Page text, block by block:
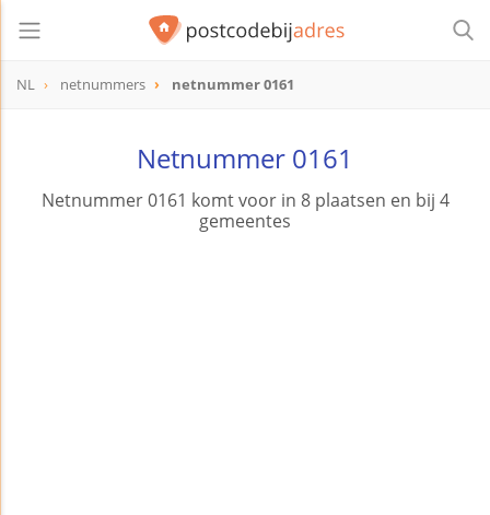
NL netnummers netnummer 0161
Netnummer 0161
Netnummer 0161 komt voor in 8 plaatsen en bij 4
gemeentes